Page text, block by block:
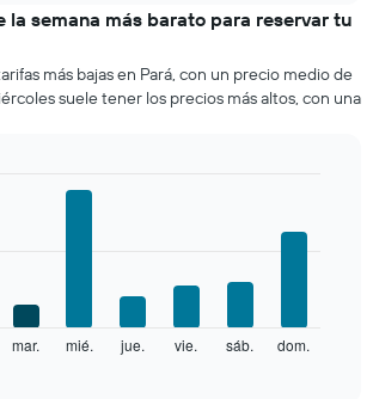
la semana más barato para reservar tu
más bajas en Pará, con un precio medio de
suele tener los precios más altos, con una
mar. mié. jue. vie. sáb. dom.